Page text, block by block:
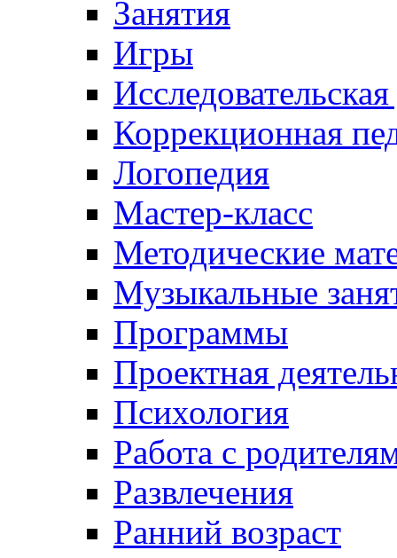
Занятия
Игры
Коррекционная
Логопедия
Мастер-класс
Методические
Музыкальные
Программы
Проектная
Психология
Работа с
Развлечения
Ранний возраст